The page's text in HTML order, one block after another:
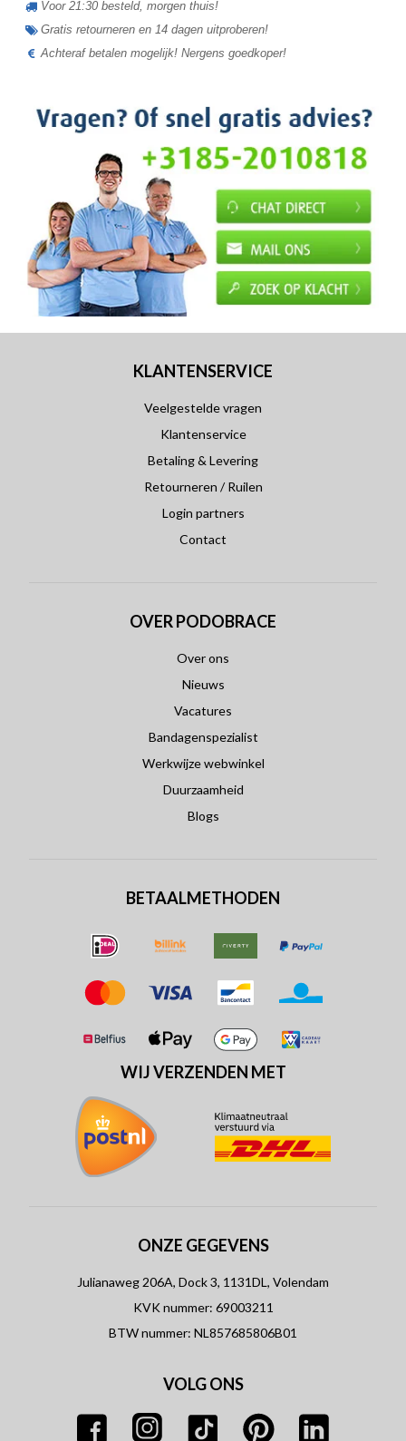
Voor 21:30 besteld, morgen thuis!
Gratis retourneren en 14 dagen uitproberen!
Achteraf betalen mogelijk! Nergens goedkoper!
KLANTENSERVICE
Veelgestelde vragen
Klantenservice
Betaling & Levering
Retourneren / Ruilen
Login partners
Contact
OVER PODOBRACE
Over ons
Nieuws
Vacatures
Bandagenspezialist
Werkwijze webwinkel
Duurzaamheid
Blogs
BETAALMETHODEN
WIJ VERZENDEN MET
ONZE GEGEVENS
Julianaweg 206A, Dock 3, 1131DL, Volendam
KVK nummer: 69003211
BTW nummer: NL857685806B01
VOLG ONS